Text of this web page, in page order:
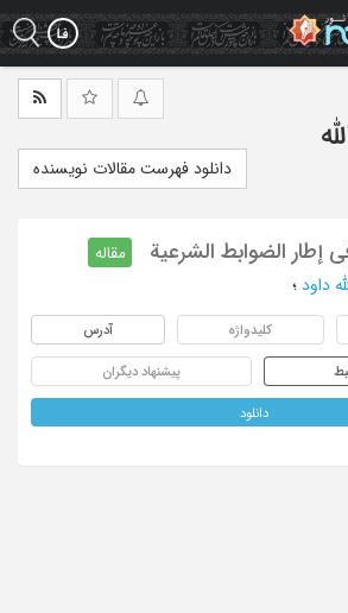
دانلود فهرست مقالات نویسنده
إطار الضوابط الشرعیة
مقاله
داود ؛
کلیدواژه آدرس
پیشنهاد دیگران
دانلود